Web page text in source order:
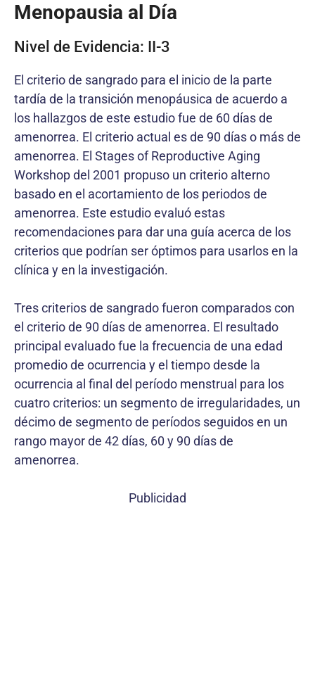
Menopausia al Día
Nivel de Evidencia: II-3
El criterio de sangrado para el inicio de la parte
tardía de la transición menopáusica de acuerdo a
los hallazgos de este estudio fue de 60 días de
amenorrea. El criterio actual es de 90 días o más de
amenorrea. El Stages of Reproductive Aging
Workshop del 2001 propuso un criterio alterno
basado en el acortamiento de los periodos de
amenorrea. Este estudio evaluó estas
recomendaciones para dar una guía acerca de los
criterios que podrían ser óptimos para usarlos en la
clínica y en la investigación.
Tres criterios de sangrado fueron comparados con
el criterio de 90 días de amenorrea. El resultado
principal evaluado fue la frecuencia de una edad
promedio de ocurrencia y el tiempo desde la
ocurrencia al final del período menstrual para los
cuatro criterios: un segmento de irregularidades, un
décimo de segmento de períodos seguidos en un
rango mayor de 42 días, 60 y 90 días de
amenorrea.
Publicidad